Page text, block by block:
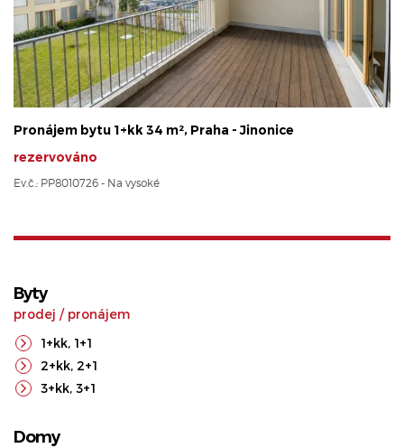
Pronájem bytu 1+kk 34 m², Praha - Jinonice
rezervováno
Ev.č.: PP8010726 - Na vysoké
Byty
prodej / pronájem
1+kk, 1+1
2+kk, 2+1
3+kk, 3+1
Domy